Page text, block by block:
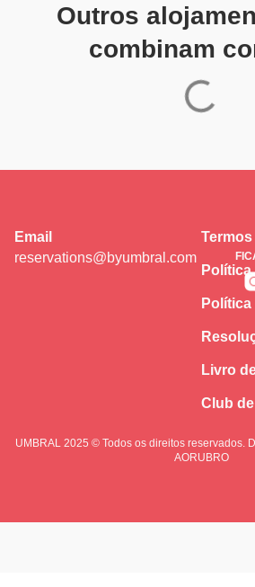
Outros
combinam
Livro
Club
Email
reservations@byumbral.com
UMBRAL 2025 © Todos os direitos reservados.
AORUBRO